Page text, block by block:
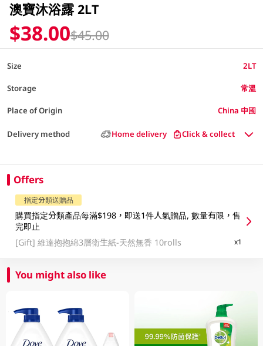
澳寶沐浴露 2LT
$38.00$45.00
Size 2LT
Storage 常溫
Place of Origin China 中國
Delivery method Home delivery Click & collect
Offers
指定分類送贈品
購買指定分類產品每滿$198，即送1件人氣贈品, 數量有限，售
完即止
[Gift]維達抱抱綿3層衛生紙-天然無香 10rolls x1
You might also like